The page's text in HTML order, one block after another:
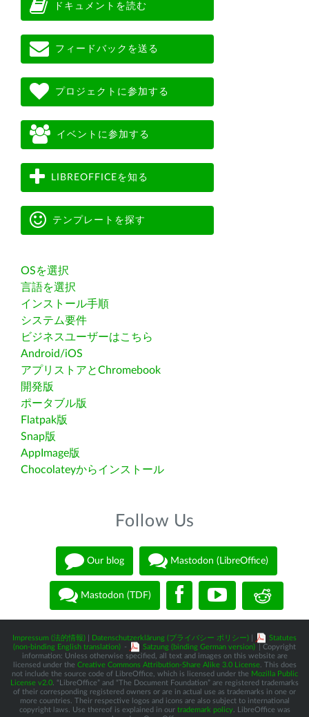
ドキュメントを読む
フィードバックを送る
プロジェクトに参加する
イベントに参加する
LIBREOFFICEを知る
テンプレートを探す
OSを選択
言語を選択
インストール手順
システム要件
ビジネスユーザーはこちら
Android/iOS
アプリストアとChromebook
開発版
ポータブル版
Flatpak版
Snap版
AppImage版
Chocolateyからインストール
Follow Us
Our blog Mastodon (LibreOffice)
Mastodon (TDF)
Impressum (法的情報) Datenschutzerklärung (プライバシー ポリシー)
Statutes
(non-binding English translation) - Satzung (binding German version)
| Copyright
information: Unless otherwise specified, all text and images on this website are
licensed under the Creative Commons Attribution-Share Alike 3.0 License. This does
not include the source code of LibreOffice, which is licensed under the Mozilla Public
License v2.0 . “LibreOffice” and “The Document Foundation” are registered trademarks
of their corresponding registered owners or are in actual use as trademarks in one or
more countries. Their respective logos and icons are also subject to international
copyright laws. Use thereof is explained in our trademark policy. LibreOffice was